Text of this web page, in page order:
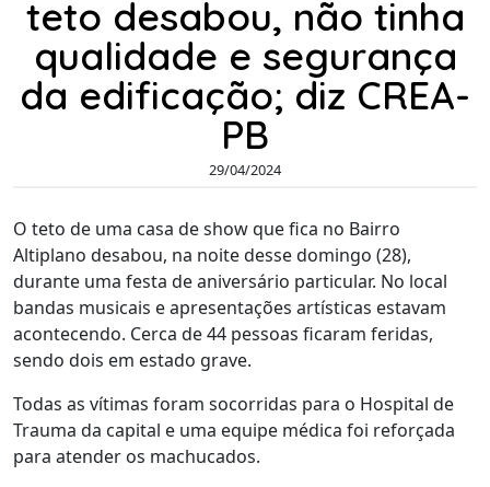
teto desabou, não tinha
qualidade e segurança
da edificação; diz CREA-
PB
29/04/2024
O teto de uma casa de show que fica no Bairro
Altiplano desabou, na noite desse domingo (28),
durante uma festa de aniversário particular. No local
bandas musicais e apresentações artísticas estavam
acontecendo. Cerca de 44 pessoas ficaram feridas,
sendo dois em estado grave.
Todas as vítimas foram socorridas para o Hospital de
Trauma da capital e uma equipe médica foi reforçada
para atender os machucados.